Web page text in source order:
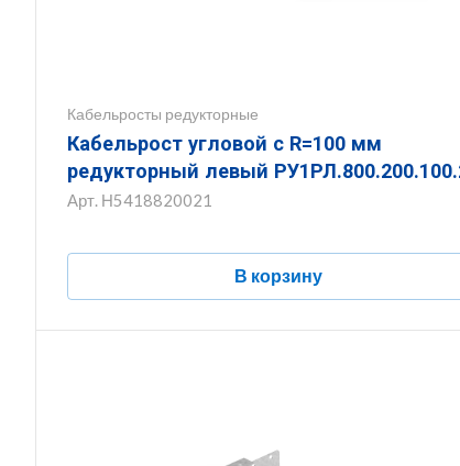
Кабельросты редукторные
Кабельрост угловой с R=100 мм
редукторный левый
Арт. Н5418820021
В корзину